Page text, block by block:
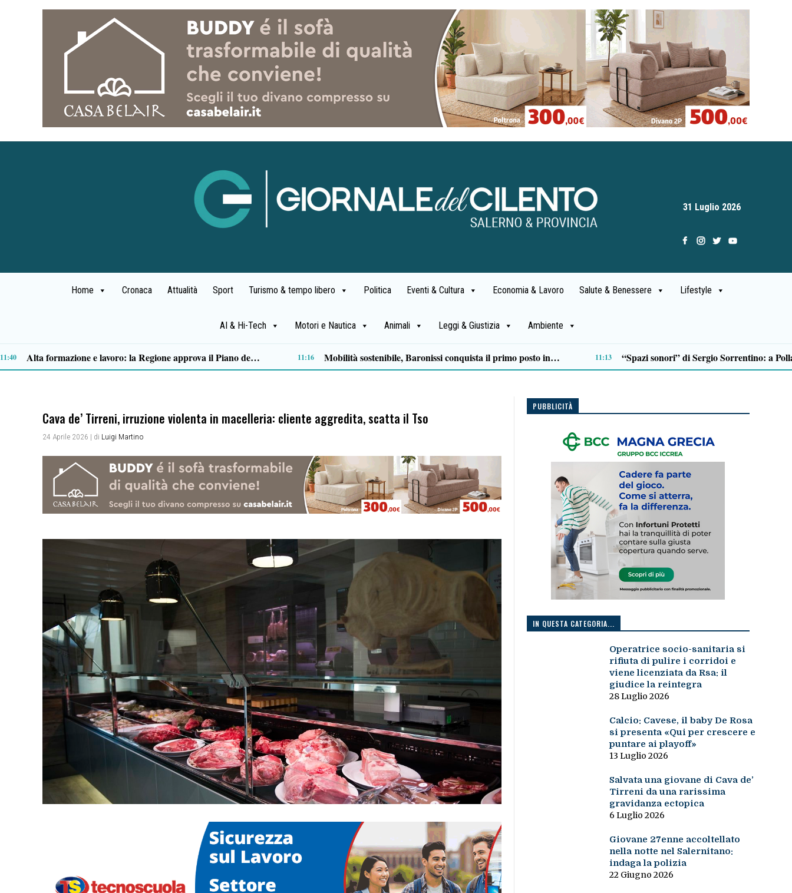
31 Luglio 2026
Home Cronaca Attualità Sport Turismo & tempo libero Politica Eventi & Cultura Economia & Lavoro Salute & Benessere Lifestyle
AI & Hi-Tech Motori e Nautica Animali Leggi & Giustizia Ambiente
09:28 09:22 09:15
Cava de’ Tirreni, irruzione violenta in macelleria: cliente aggredita, scatta il Tso
24 Aprile 2026 | di Luigi Martino
PUBBLICITÀ
IN QUESTA CATEGORIA...
Operatrice socio-sanitaria si
rifiuta di pulire i corridoi e
viene licenziata da Rsa: il
giudice la reintegra
28 Luglio 2026
Calcio: Cavese, il baby De Rosa
si presenta «Qui per crescere e
puntare ai playoff»
13 Luglio 2026
Salvata una giovane di Cava de’
Tirreni da una rarissima
gravidanza ectopica
6 Luglio 2026
Giovane 27enne accoltellato
nella notte nel Salernitano:
indaga la polizia
22 Giugno 2026